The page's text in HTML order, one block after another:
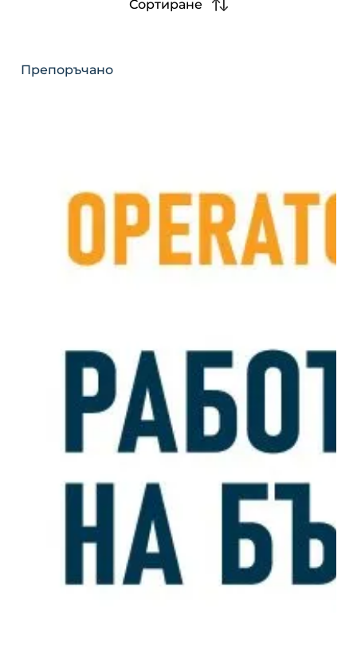
Сортиране
Препоръчано